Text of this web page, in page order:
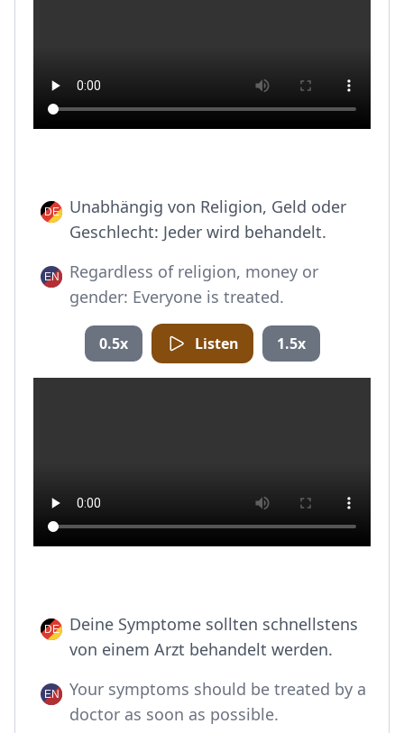
Unabhängig von Religion, Geld oder
Geschlecht: Jeder wird behandelt.
Regardless of religion, money or
gender: Everyone is treated.
0.5x Listen 1.5x
Deine Symptome sollten schnellstens
von einem Arzt behandelt werden.
Your symptoms should be treated by a
doctor as soon as possible.